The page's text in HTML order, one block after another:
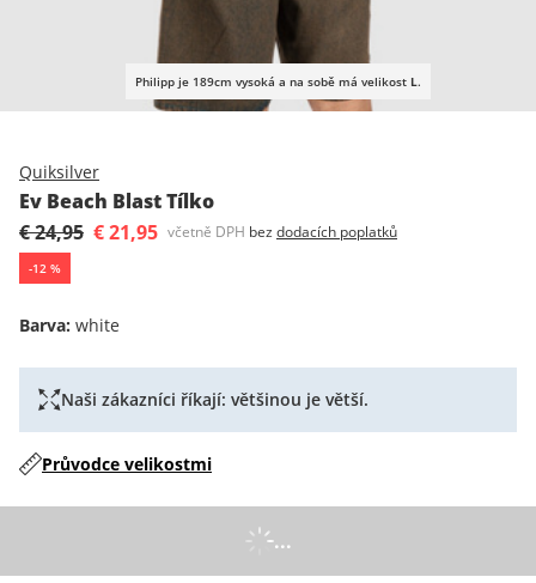
Philipp je 189cm vysoká a na sobě má velikost L.
Quiksilver
Ev Beach Blast Tílko
€ 24,95 € 21,95 včetně DPH bez dodacích poplatků
-12 %
Barva: white
Naši zákazníci říkají: většinou je větší.
Průvodce velikostmi
...